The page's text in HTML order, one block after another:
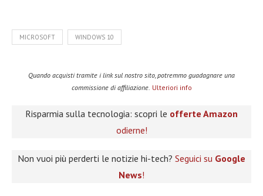
MICROSOFT WINDOWS 10
Quando acquisti tramite i link sul nostro sito, potremmo guadagnare una
commissione di affiliazione. Ulteriori info
Risparmia sulla tecnologia: scopri le offerte Amazon
odierne!
Non vuoi più perderti le notizie hi-tech? Seguici su Google
News!